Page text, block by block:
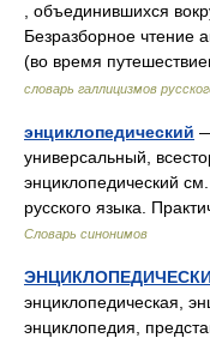
, объединившихся
Безразборное чтение
(во время
словарь галлицизмов
энциклопедический
универсальный,
энциклопедический
русского языка.
Словарь синонимов
энциклопедическая,
энциклопедия,